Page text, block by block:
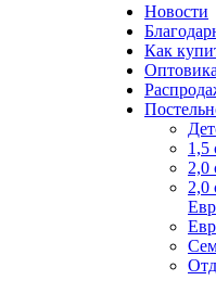
Новости
Как
1,5
2,0
2,0